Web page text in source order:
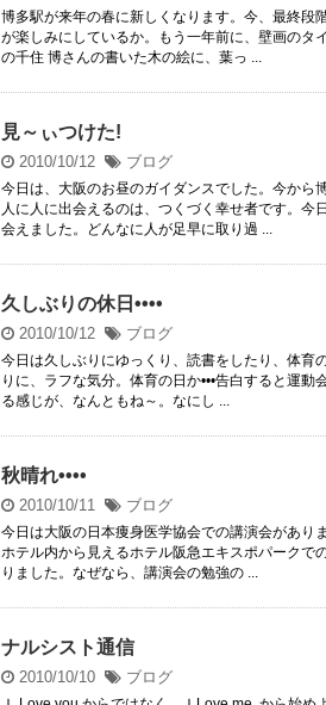
博多駅が来年の春に新しくなります。今、最終段
が楽しみにしているか。もう一年前に、壁画のタ
の千住 博さんの書いた木の絵に、葉っ ...
見～ぃつけた!
2010/10/12 ブログ
今日は、大阪のお昼のガイダンスでした。今から
人に人に出会えるのは、つくづく幸せ者です。今
会えました。どんなに人が足早に取り過 ...
久しぶりの休日••••
2010/10/12 ブログ
今日は久しぶりにゆっくり、読書をしたり、体育
りに、ラフな気分。体育の日か•••告白すると運
る感じが、なんともね～。なにし ...
秋晴れ••••
2010/10/11 ブログ
今日は大阪の日本痩身医学協会での講演会があり
ホテル内から見えるホテル阪急エキスポパークで
りました。なぜなら、講演会の勉強の ...
ナルシスト通信
2010/10/10 ブログ